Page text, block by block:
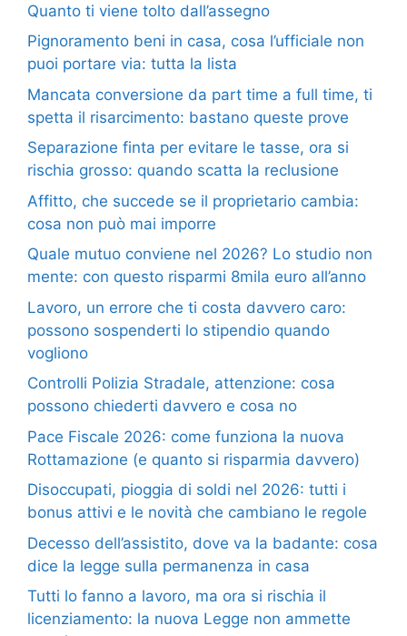
Quanto ti viene tolto dall’assegno
Pignoramento beni in casa, cosa l’ufficiale non
puoi portare via: tutta la lista
Mancata conversione da part time a full time, ti
spetta il risarcimento: bastano queste prove
Separazione finta per evitare le tasse, ora si
rischia grosso: quando scatta la reclusione
Affitto, che succede se il proprietario cambia:
cosa non può mai imporre
Quale mutuo conviene nel 2026? Lo studio non
mente: con questo risparmi 8mila euro all’anno
Lavoro, un errore che ti costa davvero caro:
possono sospenderti lo stipendio quando
vogliono
Controlli Polizia Stradale, attenzione: cosa
possono chiederti davvero e cosa no
Pace Fiscale 2026: come funziona la nuova
Rottamazione (e quanto si risparmia davvero)
Disoccupati, pioggia di soldi nel 2026: tutti i
bonus attivi e le novità che cambiano le regole
Decesso dell’assistito, dove va la badante: cosa
dice la legge sulla permanenza in casa
Tutti lo fanno a lavoro, ma ora si rischia il
licenziamento: la nuova Legge non ammette